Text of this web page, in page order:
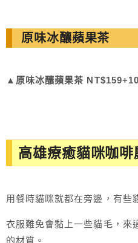
原味冰釀蘋果茶
▲ 原味冰釀蘋果茶
高雄療癒貓咪咖啡
用餐時貓咪就都在旁邊，有些
衣服難免會黏上一些貓毛，來
的材質。